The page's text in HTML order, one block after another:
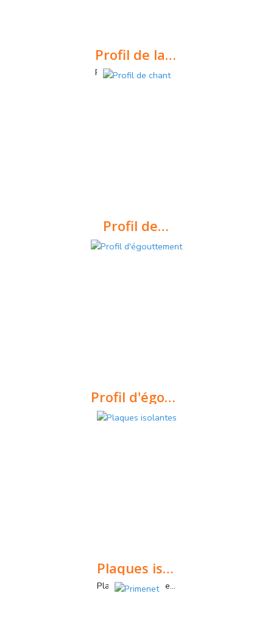
Profil de la startup
Profils pour systèmes ETICS
Profil de chant
Profils pour systèmes ETICS
Profil d'égouttement
Plaques isolantes
Plaques thermiques pour isolation thermique extérieure.